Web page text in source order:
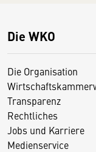
Die WKO
Die Organisation
Transparenz
Rechtliches
Jobs und Karriere
Medienservice